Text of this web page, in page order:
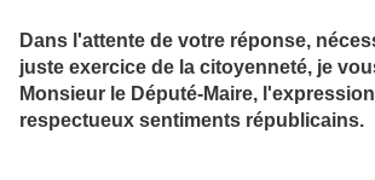
Dans l'attente de votre réponse,
juste exercice de la citoyenneté, je
Monsieur le Député-Maire,
respectueux sentiments républicains.